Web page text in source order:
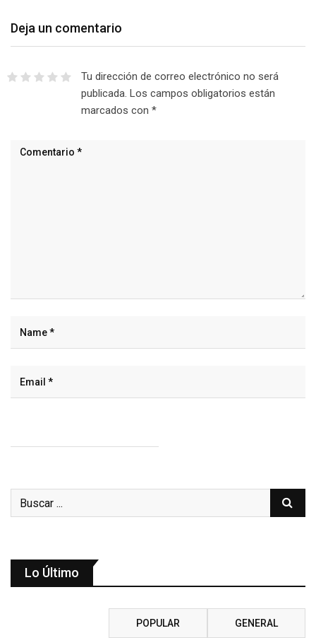
Deja un comentario
Tu dirección de correo electrónico no será
publicada. Los campos obligatorios están
marcados con *
Lo Último
POPULAR GENERAL